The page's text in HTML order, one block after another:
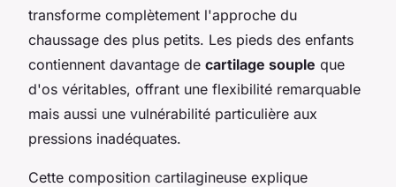
transforme complètement l'approche du
chaussage des plus petits. Les pieds des enfants
contiennent davantage de cartilage souple que
d'os véritables, offrant une flexibilité remarquable
mais aussi une vulnérabilité particulière aux
pressions inadéquates.
Cette composition cartilagineuse explique